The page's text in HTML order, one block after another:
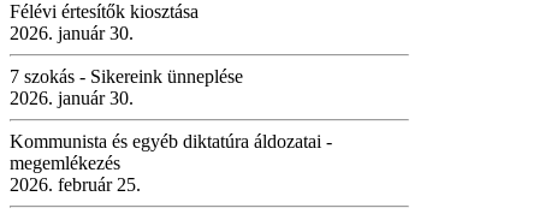
Félévi értesítők kiosztása
2026. január 30.
7 szokás - Sikereink ünneplése
2026. január 30.
Kommunista és egyéb diktatúra áldozatai -
megemlékezés
2026. február 25.